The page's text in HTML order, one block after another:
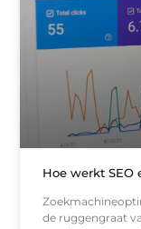
Hoe werkt
de ruggengraat